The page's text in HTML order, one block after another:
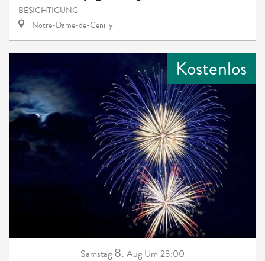
BESICHTIGUNG
Notre-Dame-de-Cenilly
Kostenlos
Samstag 8. Aug Um 23:00